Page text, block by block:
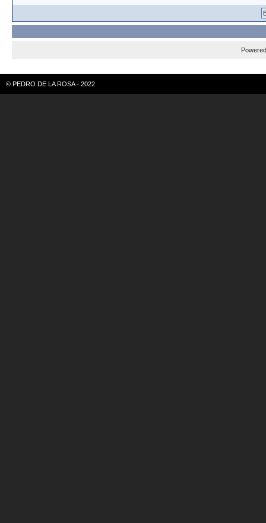
© PEDRO DE LA ROSA - 2022